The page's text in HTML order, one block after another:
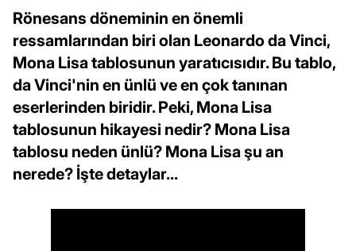
Rönesans döneminin en önemli
ressamlarından biri olan Leonardo da Vinci,
Mona Lisa tablosunun yaratıcısıdır. Bu tablo,
da Vinci'nin en ünlü ve en çok tanınan
eserlerinden biridir. Peki, Mona Lisa
tablosunun hikayesi nedir? Mona Lisa
tablosu neden ünlü? Mona Lisa şu an
nerede? İşte detaylar...